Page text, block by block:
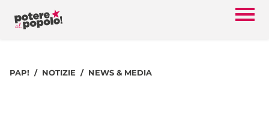
PAP! NOTIZIE NEWS & MEDIA